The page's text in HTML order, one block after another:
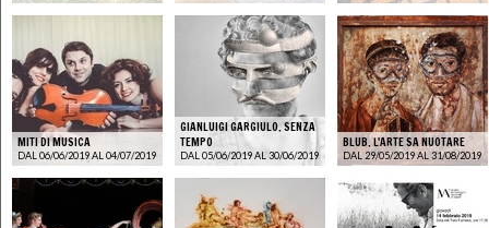
MITI DI MUSICA
DAL 06/06/2019 AL 04/07/2019
GIANLUIGI GARGIULO. SENZA
TEMPO
DAL 05/06/2019 AL 30/06/2019
BLUB. L'ARTE SA NUOTARE
DAL 29/05/2019 AL 31/08/2019